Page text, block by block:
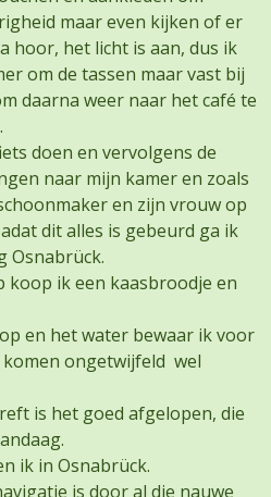
maar even kijken of er
hoor, het licht is aan, dus ik
om de tassen maar vast bij
daarna weer naar het café te
doen en vervolgens de
naar mijn kamer en zoals
en zijn vrouw op
dit alles is gebeurd ga ik
Osnabrück.
koop ik een kaasbroodje en
en het water bewaar ik voor
ongetwijfeld wel
is het goed afgelopen, die
ik in Osnabrück.
is door al die nauwe